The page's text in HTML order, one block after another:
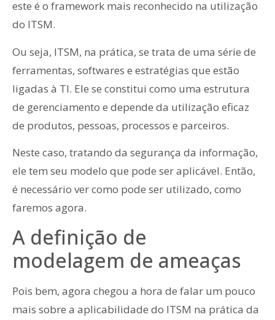
este é o framework mais reconhecido na utilização
do ITSM.
Ou seja, ITSM, na prática, se trata de uma série de
ferramentas, softwares e estratégias que estão
ligadas à TI. Ele se constitui como uma estrutura
de gerenciamento e depende da utilização eficaz
de produtos, pessoas, processos e parceiros.
Neste caso, tratando da segurança da informação,
ele tem seu modelo que pode ser aplicável. Então,
é necessário ver como pode ser utilizado, como
faremos agora.
A definição de
modelagem de ameaças
Pois bem, agora chegou a hora de falar um pouco
mais sobre a aplicabilidade do ITSM na prática da